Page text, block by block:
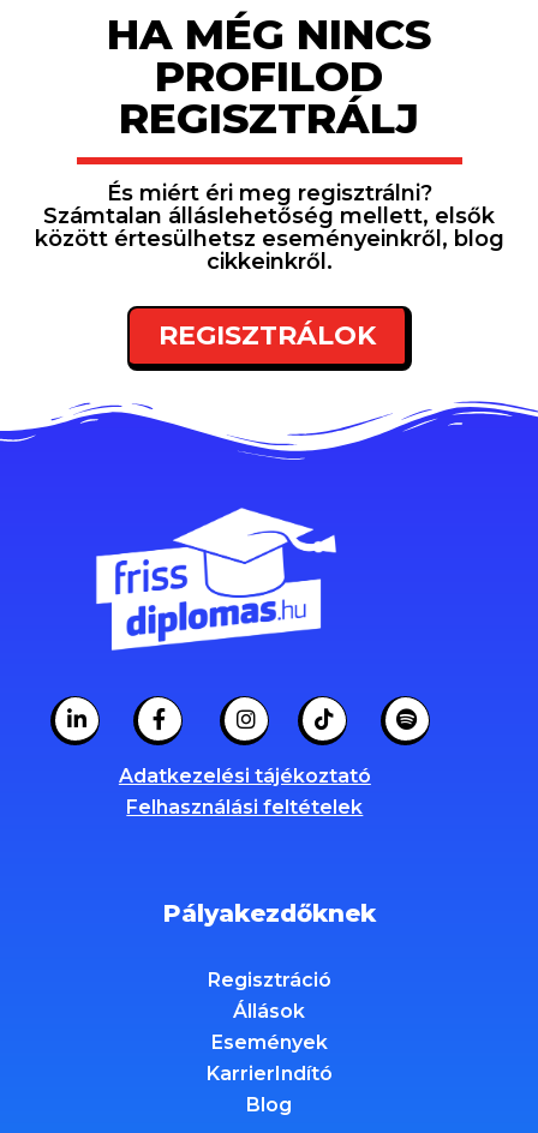
HA MÉG NINCS
PROFILOD
REGISZTRÁLJ
És miért éri meg regisztrálni?
Számtalan álláslehetőség mellett, elsők
között értesülhetsz eseményeinkről, blog
cikkeinkről.
REGISZTRÁLOK
Adatkezelési tájékoztató
Felhasználási feltételek
Pályakezdőknek
Regisztráció
Állások
Események
KarrierIndító
Blog